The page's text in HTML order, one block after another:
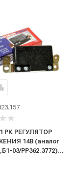
РК РЕГУЛЯТОР
14В (аналог
03/РР362.3772)